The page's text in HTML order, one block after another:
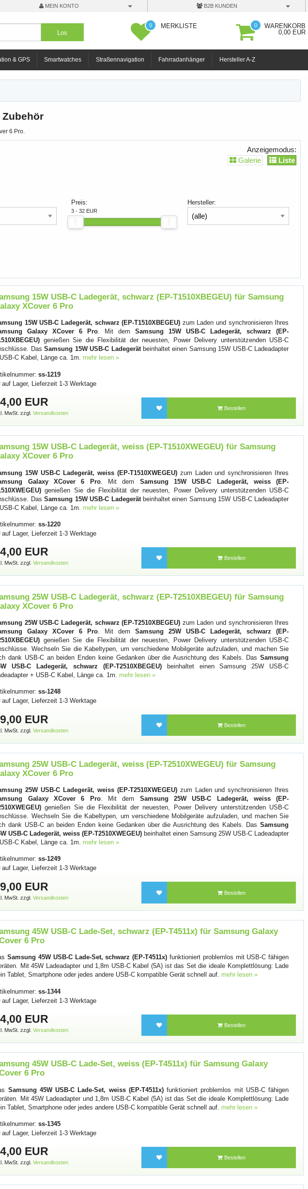
MEIN KONTO B2B KUNDEN
0 MERKLISTE 0
WARENKORB
0,00 EUR
& GPS Smartwatches Straßennavigation Fahrradanhänger Hersteller A-Z
Zubehör
6 Pro.
Anzeigemodus:
Galerie
Liste
Preis:
3 - 32 EUR
Hersteller:
15W USB-C Ladegerät, schwarz (EP-T1510XBEGEU) für Samsung
XCover 6 Pro
15W USB-C Ladegerät, schwarz (EP-T1510XBEGEU) zum Laden und synchronisieren Ihres
Galaxy XCover 6 Pro. Mit demSamsung 15W USB-C Ladegerät, schwarz (EP-
genießen Sie die Flexibilität der neuesten, Power Delivery unterstützenden USB-C
DasSamsung 15W USB-C Ladegerätbeinhaltet einen Samsung 15W USB-C Ladeadapter
C Kabel, Länge ca. 1m. mehr lesen »
ss-1219
auf Lager, Lieferzeit 1-3 Werktage
EUR
MwSt. zzgl.Versandkosten
Bestellen
15W USB-C Ladegerät, weiss (EP-T1510XWEGEU) für Samsung
XCover 6 Pro
15W USB-C Ladegerät, weiss (EP-T1510XWEGEU)zum Laden und synchronisieren Ihres
Galaxy XCover 6 Pro. Mit dem Samsung 15W USB-C Ladegerät, weiss (EP-
genießen Sie die Flexibilität der neuesten, Power Delivery unterstützenden USB-C
DasSamsung 15W USB-C Ladegerätbeinhaltet einen Samsung 15W USB-C Ladeadapter
C Kabel, Länge ca. 1m. mehr lesen »
ss-1220
auf Lager, Lieferzeit 1-3 Werktage
EUR
MwSt. zzgl.Versandkosten
Bestellen
25W USB-C Ladegerät, schwarz (EP-T2510XBEGEU) für Samsung
XCover 6 Pro
25W USB-C Ladegerät, schwarz (EP-T2510XBEGEU) zum Laden und synchronisieren Ihres
Galaxy XCover 6 Pro . Mit demSamsung 25W USB-C Ladegerät, schwarz (EP-
genießen Sie die Flexibilität der neuesten, Power Delivery unterstützenden USB-C
Wechseln Sie die Kabeltypen, um verschiedene Mobilgeräte aufzuladen, und machen Sie
dank USB-C an beiden Enden keine Gedanken über die Ausrichtung des Kabels. DasSamsung
USB-C Ladegerät, schwarz (EP-T2510XBEGEU)beinhaltet einen Samsung 25W USB-C
+ USB-C Kabel, Länge ca. 1m. mehr lesen »
ss-1248
auf Lager, Lieferzeit 1-3 Werktage
EUR
MwSt. zzgl.Versandkosten
Bestellen
25W USB-C Ladegerät, weiss (EP-T2510XWEGEU) für Samsung
XCover 6 Pro
25W USB-C Ladegerät, weiss (EP-T2510XWEGEU)zum Laden und synchronisieren Ihres
Galaxy XCover 6 Pro. Mit dem Samsung 25W USB-C Ladegerät, weiss (EP-
genießen Sie die Flexibilität der neuesten, Power Delivery unterstützenden USB-C
Wechseln Sie die Kabeltypen, um verschiedene Mobilgeräte aufzuladen, und machen Sie
dank USB-C an beiden Enden keine Gedanken über die Ausrichtung des Kabels. DasSamsung
USB-C Ladegerät, weiss (EP-T2510XWEGEU) beinhaltet einen Samsung 25W USB-C Ladeadapter
C Kabel, Länge ca. 1m. mehr lesen »
ss-1249
auf Lager, Lieferzeit 1-3 Werktage
EUR
MwSt. zzgl.Versandkosten
Bestellen
45W USB-C Lade-Set, schwarz (EP-T4511x) für Samsung Galaxy
6 Pro
Samsung 45W USB-C Lade-Set, schwarz (EP-T4511x) funktioniert problemlos mit USB-C fähigen
Mit 45W Ladeadapter und 1,8m USB-C Kabel (5A) ist das Set die ideale Komplettlösung: Lade
Tablet, Smartphone oder jedes andere USB-C kompatible Gerät schnell auf. mehr lesen »
ss-1344
auf Lager, Lieferzeit 1-3 Werktage
EUR
MwSt. zzgl.Versandkosten
Bestellen
45W USB-C Lade-Set, weiss (EP-T4511x) für Samsung Galaxy
6 Pro
Samsung 45W USB-C Lade-Set, weiss (EP-T4511x)funktioniert problemlos mit USB-C fähigen
Mit 45W Ladeadapter und 1,8m USB-C Kabel (5A) ist das Set die ideale Komplettlösung: Lade
Tablet, Smartphone oder jedes andere USB-C kompatible Gerät schnell auf. mehr lesen »
ss-1345
auf Lager, Lieferzeit 1-3 Werktage
EUR
MwSt. zzgl.Versandkosten
Bestellen